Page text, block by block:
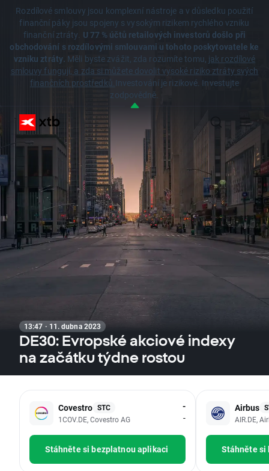
Rozdílové smlouvy jsou komplexní nástroje a v důsledku použití
finanční páky jsou spojeny s vysokým rizikem rychlého vzniku
finanční ztráty. U 77 % účtů retailových investorů došlo při
obchodování s rozdílovými smlouvami u tohoto poskytovatele ke
vzniku ztráty. Měli byste zvážit, zda rozumíte tomu, jak rozdílové
smlouvy fungují, a zda si můžete dovolit vysoké riziko ztráty svých
finančních prostředků.Investování je rizikové. Investujte
zodpovědně.
13:47 · 11. dubna 2023
DE30: Evropské akciové indexy
na začátku týdne rostou
Covestro STC
1COV.DE, Covestro AG
-
-
Stáhněte si bezplatnou aplikaci
Airbus
AIR.DE,
Stáhněte